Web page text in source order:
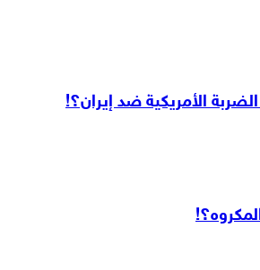
الأمريكية ضد إيران؟!